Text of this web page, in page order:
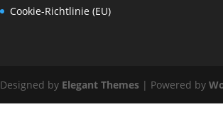
Cookie-Richtlinie (EU)
Designed by Elegant Themes | Powered by